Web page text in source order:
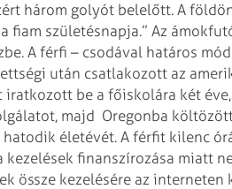
három golyót belelőtt. A
fiam születésnapja.” Az
A férfi – csodával határos
után csatlakozott az
be a főiskolára két
majd Oregonba
életévét. A férfit kilenc
finanszírozása miatt
össze kezelésére az interneten